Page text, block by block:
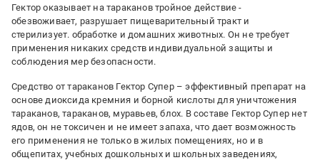
Гектор оказывает на тараканов тройное действие -
обезвоживает, разрушает пищеварительный тракт и
стерилизует. обработке и домашних животных. Он не требует
применения никаких средств индивидуальной защиты и
соблюдения мер безопасности.
Средство от тараканов Гектор Супер – эффективный препарат на
основе диоксида кремния и борной кислоты для уничтожения
тараканов, тараканов, муравьев, блох. В составе Гектор Супер нет
ядов, он не токсичен и не имеет запаха, что дает возможность
его применения не только в жилых помещениях, но и в
общепитах, учебных дошкольных и школьных заведениях,